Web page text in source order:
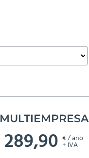
MULTIEMPRESA
289,90 € / año
+ IVA